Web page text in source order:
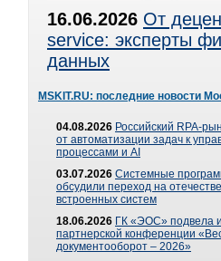
16.06.2026 От
service: эксперты
данных
MSKIT.RU: последние новости
04.08.2026 Российский RPA-
от автоматизации задач к
процессами и AI
03.07.2026 Системные
обсудили переход на
встроенных систем
18.06.2026 ГК «ЭОС» подвела
партнерской конференции
документооборот – 2026»